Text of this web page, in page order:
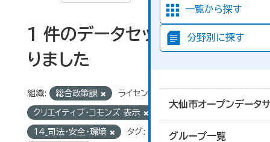
一覧から探す
分野別に探す
大仙市オープンデータ
グループ一覧
1 件のデータセットが見つか
りました
組織: 総合政策課 ライセンス:
クリエイティブ・コモンズ 表示
14_司法・安全・環境 タグ: 少年事件